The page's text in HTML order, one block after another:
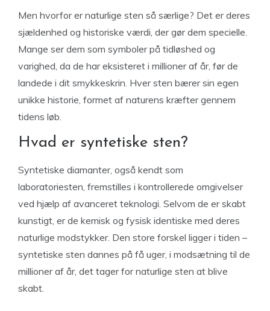
Men hvorfor er naturlige sten så særlige? Det er deres
sjældenhed og historiske værdi, der gør dem specielle.
Mange ser dem som symboler på tidløshed og
varighed, da de har eksisteret i millioner af år, før de
landede i dit smykkeskrin. Hver sten bærer sin egen
unikke historie, formet af naturens kræfter gennem
tidens løb.
Hvad er syntetiske sten?
Syntetiske diamanter, også kendt som
laboratoriesten, fremstilles i kontrollerede omgivelser
ved hjælp af avanceret teknologi. Selvom de er skabt
kunstigt, er de kemisk og fysisk identiske med deres
naturlige modstykker. Den store forskel ligger i tiden –
syntetiske sten dannes på få uger, i modsætning til de
millioner af år, det tager for naturlige sten at blive
skabt.